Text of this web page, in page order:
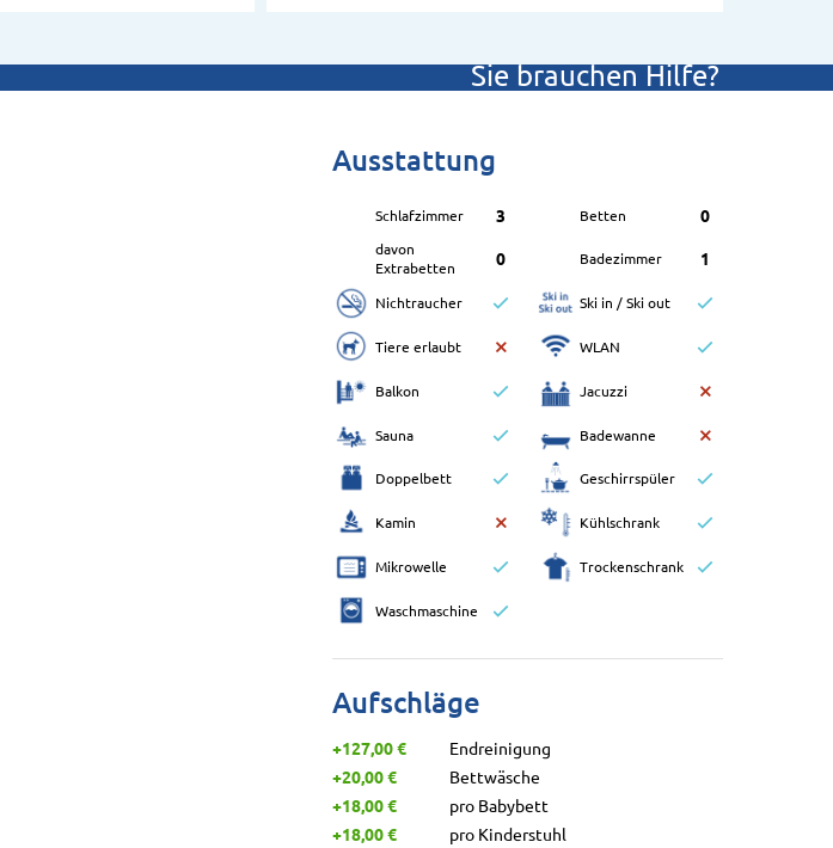
Sie brauchen Hilfe?
Ausstattung
Schlafzimmer 3 Betten 0
davon
Extrabetten
0 Badezimmer 1
Nichtraucher Ski in / Ski out
Tiere erlaubt WLAN
Balkon Jacuzzi
Sauna Badewanne
Doppelbett Geschirrspüler
Kamin Kühlschrank
Mikrowelle Trockenschrank
Waschmaschine
Aufschläge
+127,00 €
Endreinigung
+20,00 €
Bettwäsche
+18,00 €
pro Babybett
+18,00 €
pro Kinderstuhl